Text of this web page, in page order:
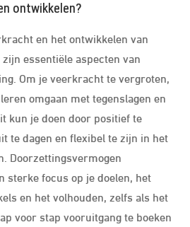
ontwikkelen?
en het ontwikkelen van
essentiële aspecten van
Om je veerkracht te vergroten,
omgaan met tegenslagen en
kun je doen door positief te
te dagen en flexibel te zijn in het
Doorzettingsvermogen
sterke focus op je doelen, het
en het volhouden, zelfs als het
voor stap vooruitgang te boeken